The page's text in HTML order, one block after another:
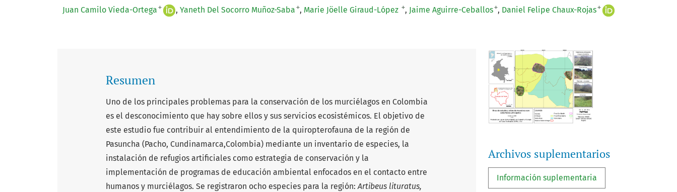
Juan Camilo Vieda-Ortega + Yaneth Del Socorro Muñoz-Saba + Marie Jöelle Giraud-López + Jaime Aguirre-Ceballos+ Daniel Felipe Chaux-Rojas+
Archivos suplementarios
Información suplementaria
Resumen
Uno de los principales problemas para la conservación de los murciélagos en Colombia
es el desconocimiento que hay sobre ellos y sus servicios ecosistémicos. El objetivo de
este estudio fue contribuir al entendimiento de la quiropterofauna de la región de
Pasuncha (Pacho, Cundinamarca,Colombia) mediante un inventario de especies, la
instalación de refugios artificiales como estrategia de conservación y la
implementación de programas de educación ambiental enfocados en el contacto entre
humanos y murciélagos. Se registraron ocho especies para la región: Artibeus lituratus,